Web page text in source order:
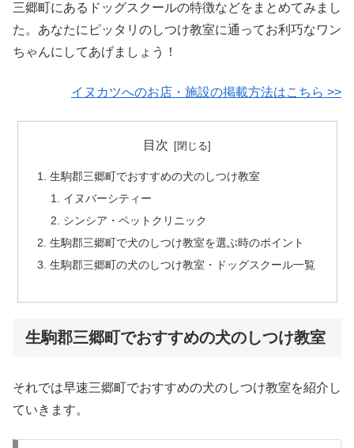
三郷町にあるドッグスクールの特徴などをまとめてみまし
た。あなたにピッタリのしつけ教室に通ってお利巧なワン
ちゃんにしてあげましょう！
イヌカツへのお店・施設の掲載方法はこちら >>
目次
生駒郡三郷町でおすすめの犬のしつけ教室
イヌバーシティー
シンシア・ペットクリニック
生駒郡三郷町で犬のしつけ教室を選ぶ時のポイント
生駒郡三郷町の犬のしつけ教室・ドッグスクール一覧
生駒郡三郷町でおすすめの犬のしつけ教室
それでは早速三郷町でおすすめの犬のしつけ教室を紹介し
ていきます。